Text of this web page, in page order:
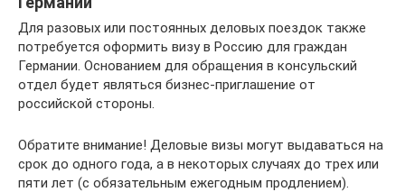
Для разовых или постоянных деловых поездок также
потребуется оформить визу в Россию для граждан
Германии. Основанием для обращения в консульский
отдел будет являться бизнес-приглашение от
российской стороны.
Обратите внимание! Деловые визы могут выдаваться на
срок до одного года, а в некоторых случаях до трех или
пяти лет (с обязательным ежегодным продлением).